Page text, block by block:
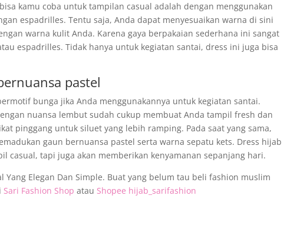
kamu coba untuk tampilan casual adalah dengan menggunakan
espadrilles. Tentu saja, Anda dapat menyesuaikan warna di sini
warna kulit Anda. Karena gaya berpakaian sederhana ini sangat
espadrilles. Tidak hanya untuk kegiatan santai, dress ini juga bisa
pastel
bunga jika Anda menggunakannya untuk kegiatan santai.
nuansa lembut sudah cukup membuat Anda tampil fresh dan
pinggang untuk siluet yang lebih ramping. Pada saat yang sama,
gaun bernuansa pastel serta warna sepatu kets. Dress hijab
casual, tapi juga akan memberikan kenyamanan sepanjang hari.
Elegan Dan Simple. Buat yang belum tau beli fashion muslim
Sari Fashion Shop atau Shopee hijab_sarifashion